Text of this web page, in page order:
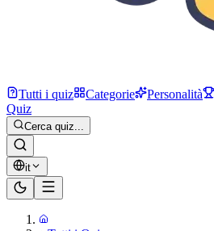
Tutti i quiz Categorie Personalità
Quiz
Cerca quiz...
it